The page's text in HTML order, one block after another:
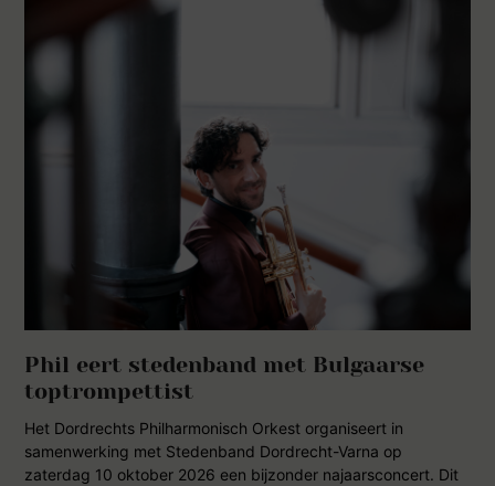
Phil eert stedenband met Bulgaarse
toptrompettist
Het Dordrechts Philharmonisch Orkest organiseert in
samenwerking met Stedenband Dordrecht-Varna op
zaterdag 10 oktober 2026 een bijzonder najaarsconcert. Dit